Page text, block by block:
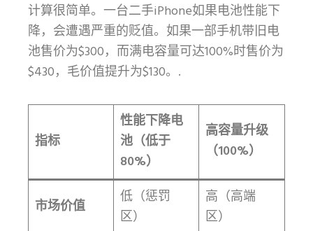
计算很简单。一台二手iPhone如果电池性能下
降，会遭遇严重的贬值。如果一部手机带旧电
池售价为$300，而满电容量可达100%时售价为
$430，毛价值提升为$130。.
指标
性能下降电
池（低于
80%）
高容量升级
（100%）
市场价值
低（惩罚
区）
高（高端
区）